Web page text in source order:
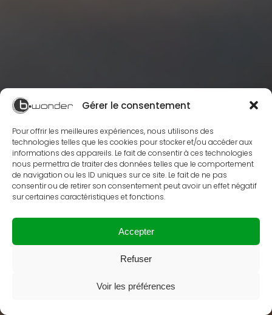
Gérer le consentement
Pour offrir les meilleures expériences, nous utilisons des
technologies telles que les cookies pour stocker et/ou accéder aux
informations des appareils. Le fait de consentir à ces technologies
nous permettra de traiter des données telles que le comportement
de navigation ou les ID uniques sur ce site. Le fait de ne pas
consentir ou de retirer son consentement peut avoir un effet négatif
sur certaines caractéristiques et fonctions.
Accepter
Refuser
Voir les préférences